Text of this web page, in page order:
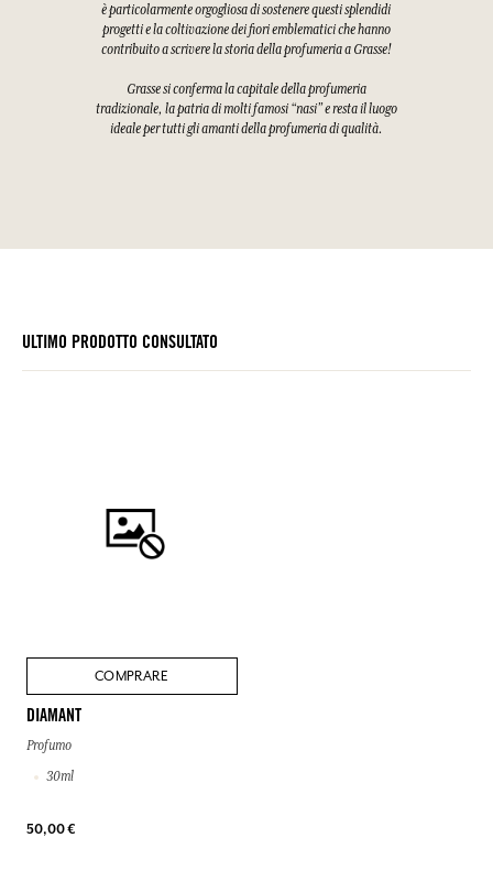
è particolarmente orgogliosa di sostenere questi splendidi
progetti e la coltivazione dei fiori emblematici che hanno
contribuito a scrivere la storia della profumeria a Grasse!
Grasse si conferma la capitale della profumeria
tradizionale, la patria di molti famosi “nasi” e resta il luogo
ideale per tutti gli amanti della profumeria di qualità.
ULTIMO PRODOTTO CONSULTATO
COMPRARE
DIAMANT
Profumo
30ml
50,00 €